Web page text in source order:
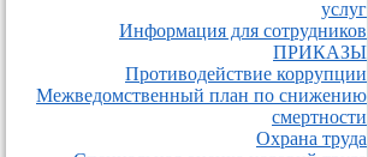
услуг
Информация для сотрудников
ПРИКАЗЫ
Противодействие коррупции
Межведомственный план по снижению
смертности
Охрана труда